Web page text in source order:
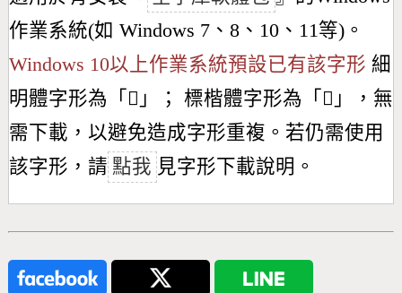
作業系統(如 Windows 7、8、10、11等)。
Windows 10以上作業系統預設已有該字形 細
明體字形為「 𣃧 」； 標楷體字形為「 𣃧 」，無
需下載，以避免造成字形重複。若仍需使用
該字形，請 點我 見字形下載說明。